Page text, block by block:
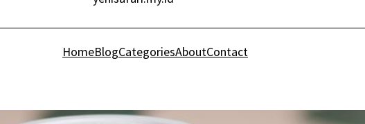
HomeBlogCategoriesAboutContact